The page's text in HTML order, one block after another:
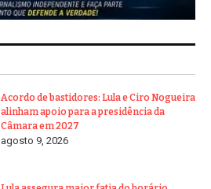
Acordo de bastidores: Lula e Ciro Nogueira
alinham apoio para a presidência da
Câmara em 2027
agosto 9, 2026